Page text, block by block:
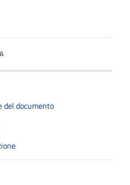
del documento